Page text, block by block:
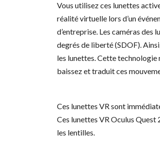
Vous utilisez ces lunettes
réalité virtuelle lors d’un
d’entreprise. Les caméras des
degrés de liberté (SDOF).
les lunettes. Cette technologie
baissez et traduit ces
Ces lunettes VR sont
Ces lunettes VR Oculus
les lentilles.